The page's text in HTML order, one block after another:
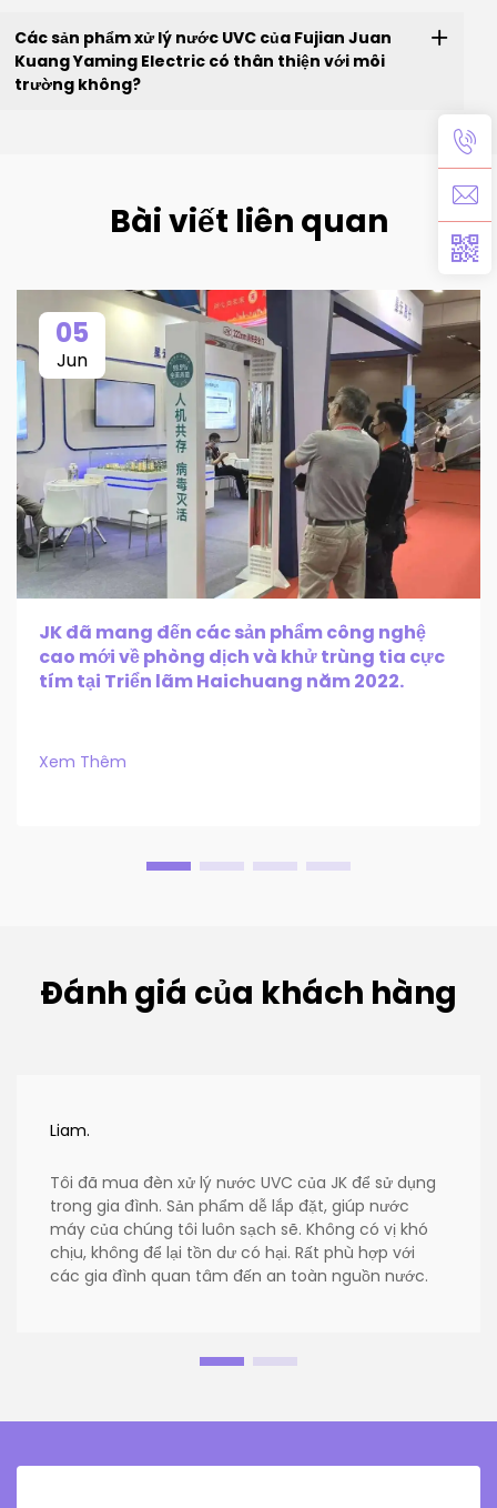
Các sản phẩm xử lý nước UVC của Fujian Juan
Kuang Yaming Electric có thân thiện với môi
trường không?
Bài viết liên quan
05
Jun
JK đã mang đến các sản phẩm công nghệ
cao mới về phòng dịch và khử trùng tia cực
tím tại Triển lãm Haichuang năm 2022.
Xem Thêm
Đánh giá của khách hàng
Liam.
Tôi đã mua đèn xử lý nước UVC của JK để sử dụng
trong gia đình. Sản phẩm dễ lắp đặt, giúp nước
máy của chúng tôi luôn sạch sẽ. Không có vị khó
chịu, không để lại tồn dư có hại. Rất phù hợp với
các gia đình quan tâm đến an toàn nguồn nước.